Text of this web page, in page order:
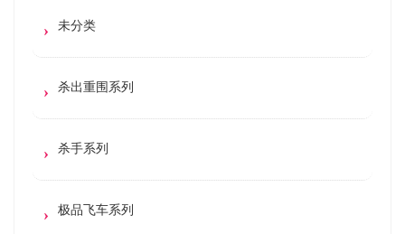
未分类
杀出重围系列
杀手系列
极品飞车系列